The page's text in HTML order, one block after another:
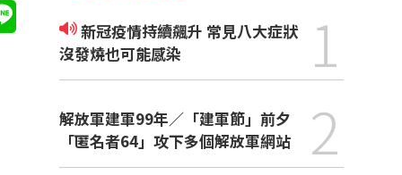
新冠疫情持續飆升 常見八大症狀
沒發燒也可能感染
1
解放軍建軍99年／「建軍節」前夕
「匿名者64」攻下多個解放軍網站
2